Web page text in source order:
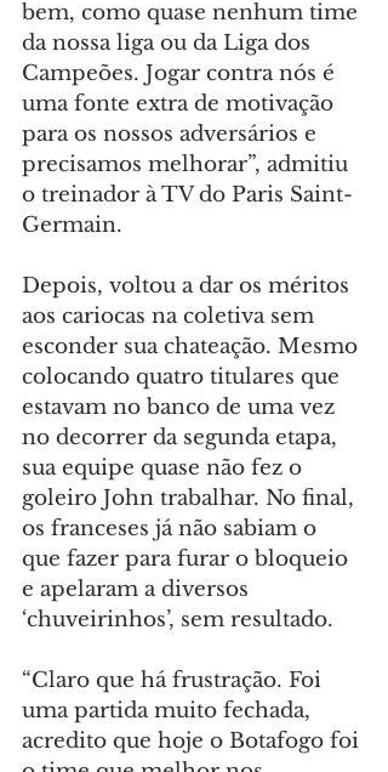
bem, como quase nenhum time
da nossa liga ou da Liga dos
Campeões. Jogar contra nós é
uma fonte extra de motivação
para os nossos adversários e
precisamos melhorar”, admitiu
o treinador à TV do Paris Saint-
Germain.
Depois, voltou a dar os méritos
aos cariocas na coletiva sem
esconder sua chateação. Mesmo
colocando quatro titulares que
estavam no banco de uma vez
no decorrer da segunda etapa,
sua equipe quase não fez o
goleiro John trabalhar. No final,
os franceses já não sabiam o
que fazer para furar o bloqueio
e apelaram a diversos
‘chuveirinhos’, sem resultado.
“Claro que há frustração. Foi
uma partida muito fechada,
acredito que hoje o Botafogo foi